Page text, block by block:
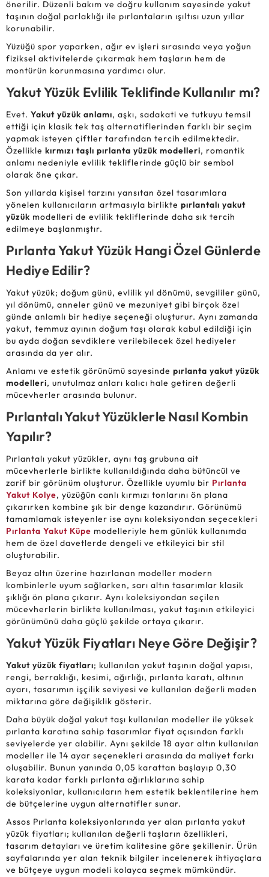
önerilir. Düzenli bakım ve doğru kullanım sayesinde yakut
taşının doğal parlaklığı ile pırlantaların ışıltısı uzun yıllar
korunabilir.
Yüzüğü spor yaparken, ağır ev işleri sırasında veya yoğun
fiziksel aktivitelerde çıkarmak hem taşların hem de
montürün korunmasına yardımcı olur.
Yakut Yüzük Evlilik Teklifinde Kullanılır mı?
Evet. Yakut yüzük anlamı, aşkı, sadakati ve tutkuyu temsil
ettiği için klasik tek taş alternatiflerinden farklı bir seçim
yapmak isteyen çiftler tarafından tercih edilmektedir.
Özellikle kırmızı taşlı pırlanta yüzük modelleri, romantik
anlamı nedeniyle evlilik tekliflerinde güçlü bir sembol
olarak öne çıkar.
Son yıllarda kişisel tarzını yansıtan özel tasarımlara
yönelen kullanıcıların artmasıyla birlikte pırlantalı yakut
yüzük modelleri de evlilik tekliflerinde daha sık tercih
edilmeye başlanmıştır.
Pırlanta Yakut Yüzük Hangi Özel Günlerde
Hediye Edilir?
Yakut yüzük; doğum günü, evlilik yıl dönümü, sevgililer günü,
yıl dönümü, anneler günü ve mezuniyet gibi birçok özel
günde anlamlı bir hediye seçeneği oluşturur. Aynı zamanda
yakut, temmuz ayının doğum taşı olarak kabul edildiği için
bu ayda doğan sevdiklere verilebilecek özel hediyeler
arasında da yer alır.
Anlamı ve estetik görünümü sayesinde pırlanta yakut yüzük
modelleri, unutulmaz anları kalıcı hale getiren değerli
mücevherler arasında bulunur.
Pırlantalı Yakut Yüzüklerle Nasıl Kombin
Yapılır?
Pırlantalı yakut yüzükler, aynı taş grubuna ait
mücevherlerle birlikte kullanıldığında daha bütüncül ve
zarif bir görünüm oluşturur. Özellikle uyumlu bir Pırlanta
Yakut Kolye, yüzüğün canlı kırmızı tonlarını ön plana
çıkarırken kombine şık bir denge kazandırır. Görünümü
tamamlamak isteyenler ise aynı koleksiyondan seçecekleri
Pırlanta Yakut Küpe modelleriyle hem günlük kullanımda
hem de özel davetlerde dengeli ve etkileyici bir stil
oluşturabilir.
Beyaz altın üzerine hazırlanan modeller modern
kombinlerle uyum sağlarken, sarı altın tasarımlar klasik
şıklığı ön plana çıkarır. Aynı koleksiyondan seçilen
mücevherlerin birlikte kullanılması, yakut taşının etkileyici
görünümünü daha güçlü şekilde ortaya çıkarır.
Yakut Yüzük Fiyatları Neye Göre Değişir?
Yakut yüzük fiyatları; kullanılan yakut taşının doğal yapısı,
rengi, berraklığı, kesimi, ağırlığı, pırlanta karatı, altının
ayarı, tasarımın işçilik seviyesi ve kullanılan değerli maden
miktarına göre değişiklik gösterir.
Daha büyük doğal yakut taşı kullanılan modeller ile yüksek
pırlanta karatına sahip tasarımlar fiyat açısından farklı
seviyelerde yer alabilir. Aynı şekilde 18 ayar altın kullanılan
modeller ile 14 ayar seçenekleri arasında da maliyet farkı
oluşabilir. Bunun yanında 0,05 karattan başlayıp 0,30
karata kadar farklı pırlanta ağırlıklarına sahip
koleksiyonlar, kullanıcıların hem estetik beklentilerine hem
de bütçelerine uygun alternatifler sunar.
Assos Pırlanta koleksiyonlarında yer alan pırlanta yakut
yüzük fiyatları; kullanılan değerli taşların özellikleri,
tasarım detayları ve üretim kalitesine göre şekillenir. Ürün
sayfalarında yer alan teknik bilgiler incelenerek ihtiyaçlara
ve bütçeye uygun modeli kolayca seçmek mümkündür.